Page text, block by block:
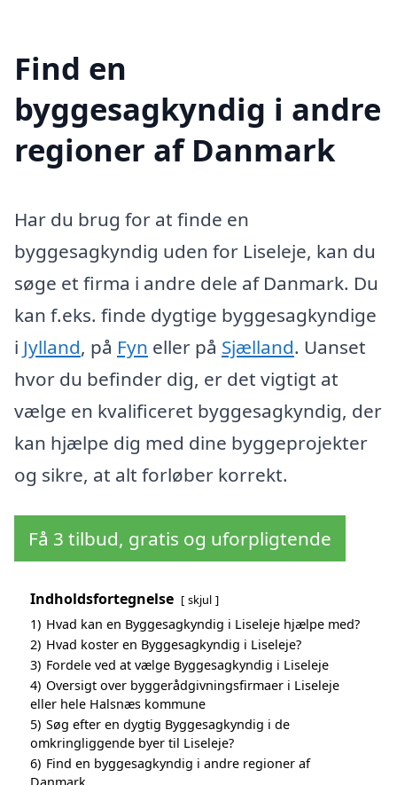
Find en
byggesagkyndig i andre
regioner af Danmark
Har du brug for at finde en
byggesagkyndig uden for Liseleje, kan du
søge et firma i andre dele af Danmark. Du
kan f.eks. finde dygtige byggesagkyndige
i Jylland, på Fyn eller på Sjælland. Uanset
hvor du befinder dig, er det vigtigt at
vælge en kvalificeret byggesagkyndig, der
kan hjælpe dig med dine byggeprojekter
og sikre, at alt forløber korrekt.
Få 3 tilbud, gratis og uforpligtende
Indholdsfortegnelse skjul
1) Hvad kan en Byggesagkyndig i Liseleje hjælpe med?
2) Hvad koster en Byggesagkyndig i Liseleje?
3) Fordele ved at vælge Byggesagkyndig i Liseleje
4) Oversigt over byggerådgivningsfirmaer i Liseleje
eller hele Halsnæs kommune
5) Søg efter en dygtig Byggesagkyndig i de
omkringliggende byer til Liseleje?
6) Find en byggesagkyndig i andre regioner af